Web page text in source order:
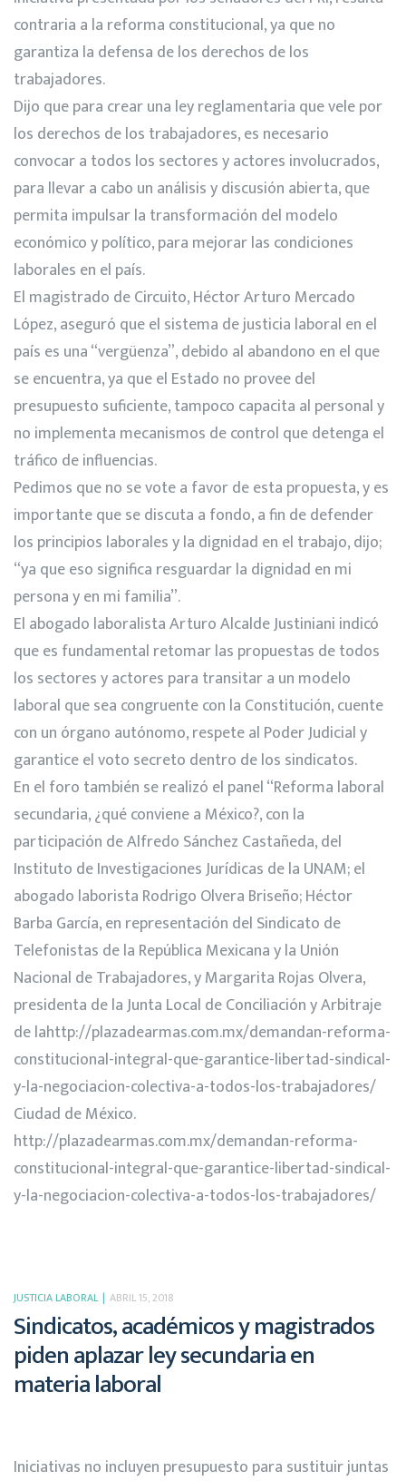
contraria a la reforma constitucional, ya que no
garantiza la defensa de los derechos de los
trabajadores.
Dijo que para crear una ley reglamentaria que vele por
los derechos de los trabajadores, es necesario
convocar a todos los sectores y actores involucrados,
para llevar a cabo un análisis y discusión abierta, que
permita impulsar la transformación del modelo
económico y político, para mejorar las condiciones
laborales en el país.
El magistrado de Circuito, Héctor Arturo Mercado
López, aseguró que el sistema de justicia laboral en el
país es una “vergüenza”, debido al abandono en el que
se encuentra, ya que el Estado no provee del
presupuesto suficiente, tampoco capacita al personal y
no implementa mecanismos de control que detenga el
tráfico de influencias.
Pedimos que no se vote a favor de esta propuesta, y es
importante que se discuta a fondo, a fin de defender
los principios laborales y la dignidad en el trabajo, dijo;
“ya que eso significa resguardar la dignidad en mi
persona y en mi familia”.
El abogado laboralista Arturo Alcalde Justiniani indicó
que es fundamental retomar las propuestas de todos
los sectores y actores para transitar a un modelo
laboral que sea congruente con la Constitución, cuente
con un órgano autónomo, respete al Poder Judicial y
garantice el voto secreto dentro de los sindicatos.
En el foro también se realizó el panel “Reforma laboral
secundaria, ¿qué conviene a México?, con la
participación de Alfredo Sánchez Castañeda, del
Instituto de Investigaciones Jurídicas de la UNAM; el
abogado laborista Rodrigo Olvera Briseño; Héctor
Barba García, en representación del Sindicato de
Telefonistas de la República Mexicana y la Unión
Nacional de Trabajadores, y Margarita Rojas Olvera,
presidenta de la Junta Local de Conciliación y Arbitraje
de lahttp://plazadearmas.com.mx/demandan-reforma-
constitucional-integral-que-garantice-libertad-sindical-
y-la-negociacion-colectiva-a-todos-los-trabajadores/
Ciudad de México.
http://plazadearmas.com.mx/demandan-reforma-
constitucional-integral-que-garantice-libertad-sindical-
y-la-negociacion-colectiva-a-todos-los-trabajadores/
JUSTICIA LABORAL ABRIL 15, 2018
Sindicatos, académicos y magistrados
piden aplazar ley secundaria en
materia laboral
Iniciativas no incluyen presupuesto para sustituir juntas